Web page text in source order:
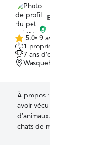
Busra K.
5.0 étoile(s)
sur
5
5.0• 9 avis
1 propriétaire récurrent
7 ans d'expérience
Wasquehal, 59290
À propos :
avoir vécu à Paris, où j’ai
d’animaux. Au départ, je
chats de mes voisins, puis